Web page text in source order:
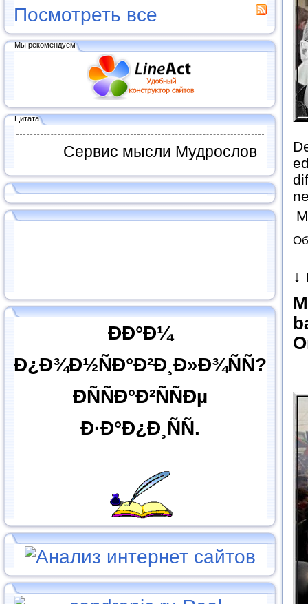
Посмотреть все
Мы рекомендуем
Цитата
Сервис мысли Мудрослов
ÐÐ°Ð¼
Ð¿Ð¾Ð½ÑÐ°Ð²Ð¸Ð»Ð¾ÑÑ?
ÐÑÑÐ°Ð²ÑÑÐµ
Ð·Ð°Ð¿Ð¸ÑÑ.